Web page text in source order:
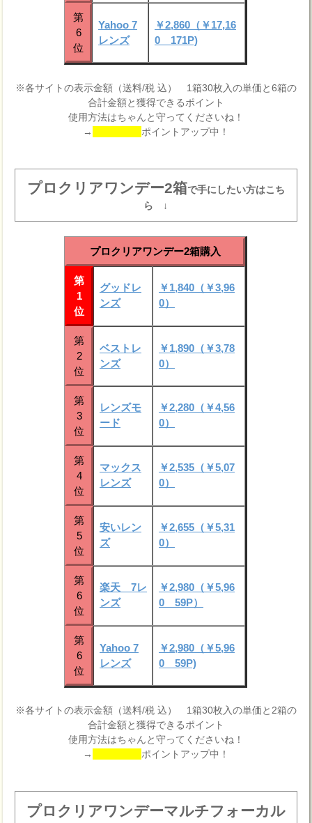
第
6
位
Yahoo 7
レンズ
￥2,860（￥17,16
0 171P)
※各サイトの表示金額（送料/税 込） 1箱30枚入の単価と6箱の
合計金額と獲得できるポイント
使用方法はちゃんと守ってくださいね！
→
ポイントアップ中！
プロクリアワンデー2箱で手にしたい方はこち
ら ↓
プロクリアワンデー2箱購入
第
1
位
グッドレ
ンズ
￥1,840（￥3,96
0）
第
2
位
ベストレ
ンズ
￥1,890（￥3,78
0）
第
3
位
レンズモ
ード
￥2,280（￥4,56
0）
第
4
位
マックス
レンズ
￥2,535（￥5,07
0）
第
5
位
安いレン
ズ
￥2,655（￥5,31
0）
第
6
位
楽天 7レ
ンズ
￥2,980（￥5,96
0 59P）
第
6
位
Yahoo 7
レンズ
￥2,980（￥5,96
0 59P)
※各サイトの表示金額（送料/税 込） 1箱30枚入の単価と2箱の
合計金額と獲得できるポイント
使用方法はちゃんと守ってくださいね！
→
ポイントアップ中！
プロクリアワンデーマルチフォーカル